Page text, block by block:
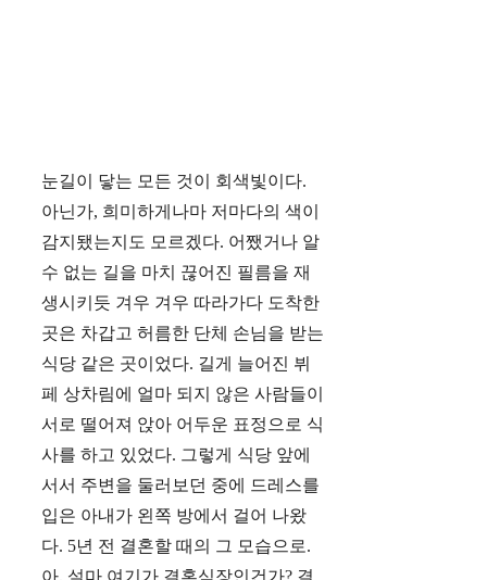
눈길이 닿는 모든 것이 회색빛이다.
아닌가, 희미하게나마 저마다의 색이
감지됐는지도 모르겠다. 어쨌거나 알
수 없는 길을 마치 끊어진 필름을 재
생시키듯 겨우 겨우 따라가다 도착한
곳은 차갑고 허름한 단체 손님을 받는
식당 같은 곳이었다. 길게 늘어진 뷔
페 상차림에 얼마 되지 않은 사람들이
서로 떨어져 앉아 어두운 표정으로 식
사를 하고 있었다. 그렇게 식당 앞에
서서 주변을 둘러보던 중에 드레스를
입은 아내가 왼쪽 방에서 걸어 나왔
다. 5년 전 결혼할 때의 그 모습으로.